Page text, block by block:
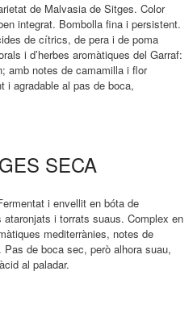
de Malvasia de Sitges. Color
integrat. Bombolla fina i persistent.
de cítrics, de pera i de poma
i d’herbes aromàtiques del Garraf:
amb notes de camamilla i flor
i agradable al pas de boca,
SECA
i envellit en bóta de
i torrats suaus. Complex en
mediterrànies, notes de
de boca sec, però alhora suau,
al paladar.